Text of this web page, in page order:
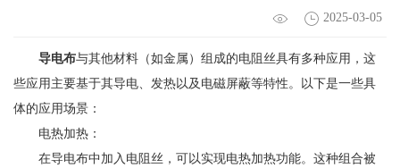
2025-03-05
导电布与其他材料（如金属）组成的电阻丝具有多种应用，这
些应用主要基于其导电、发热以及电磁屏蔽等特性。以下是一些具
体的应用场景：
电热加热：
在导电布中加入电阻丝，可以实现电热加热功能。这种组合被